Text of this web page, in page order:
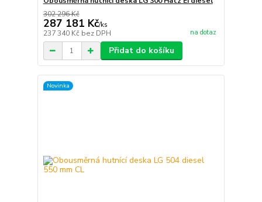
302 296 Kč
287 181 Kč/ks
237 340 Kč bez DPH na dotaz
Přidat do košíku
Novinka